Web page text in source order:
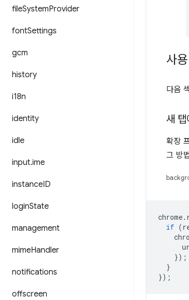
fileSystemProvider
fontSettings
gcm
history
i18n
identity
idle
input.ime
instanceID
loginState
management
mimeHandler
notifications
offscreen
사
다음
새 탭
확장
그 방
chrome.
if (
});
}
});